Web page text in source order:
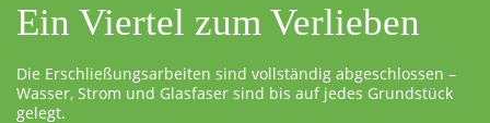
Ein Viertel zum Verlieben
Die Erschließungsarbeiten sind vollständig abgeschlossen –
Wasser, Strom und Glasfaser sind bis auf jedes Grundstück
gelegt.